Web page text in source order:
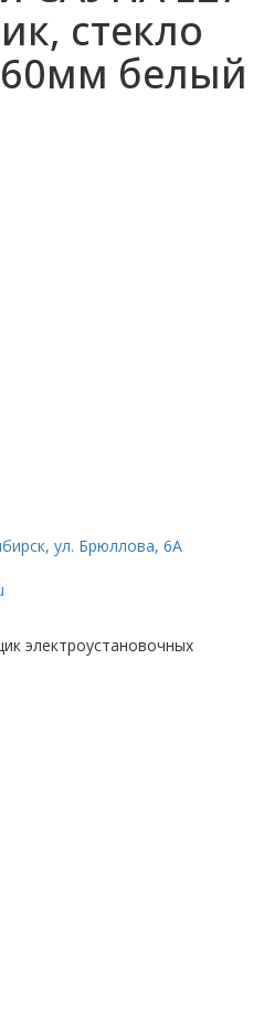
стекло
белый
ул. Брюллова, 6А
электроустановочных